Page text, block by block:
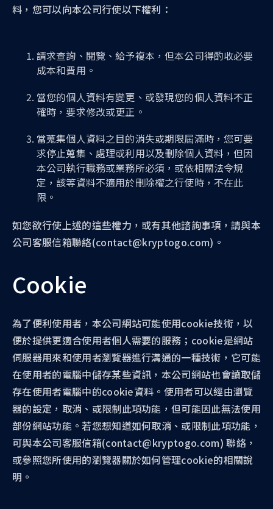
料，您可以向本公司行使以下權利：
請求查詢、閱覽、給予複本，但本公司得酌收必要
成本和費用。
當您的個人資料有變更、或發現您的個人資料不正
確時，要求修改或更正。
當蒐集個人資料之目的消失或期限屆滿時，您可要
求停止蒐集、處理或利用以及刪除個人資料，但因
本公司執行職務或業務所必須，或依相關法令規
定，該等資料不適用於刪除權之行使時，不在此
限。
如您欲行使上述的這些權力，或有其他諮詢事項，請與本
公司客服信箱聯絡(contact@kryptogo.com)。
Cookie
為了便利使用者，本公司網站可能使用cookie技術，以
便於提供更適合使用者個人需要的服務；cookie是網站
伺服器用來和使用者瀏覽器進行溝通的一種技術，它可能
在使用者的電腦中儲存某些資訊，本公司網站也會讀取儲
存在使用者電腦中的cookie資料。使用者可以經由瀏覽
器的設定，取消、或限制此項功能，但可能因此無法使用
部份網站功能。若您想知道如何取消、或限制此項功能，
可與本公司客服信箱(contact@kryptogo.com) 聯絡，
或參照您所使用的瀏覽器關於如何管理cookie的相關說
明。